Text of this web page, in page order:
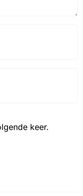
keer.